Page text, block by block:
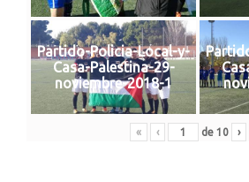
Partido-Policia-Local-y-
Casa-Palestina-29-
noviembre-2018-1
« ‹ de 10 ›